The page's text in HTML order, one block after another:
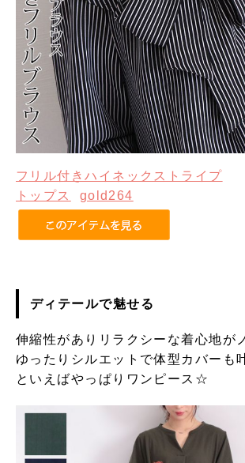
フリル付きハイネックストライプ
トップス
gold264
ディテールで魅せる
伸縮性がありリラクシーな着心地が
ゆったりシルエットで体型カバーも
といえばやっぱりワンピース☆